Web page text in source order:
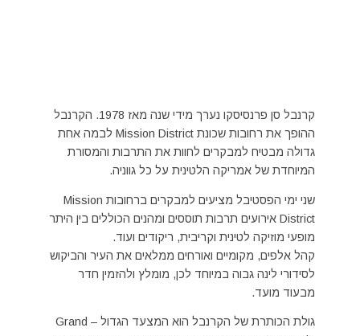
קרנבל סן פרנסיסקו נערך מידי שנה מאז 1978. הקרנבל
ההופך את רחובות שכונת Mission District לבמה אחת
גדולה מבטיח למבקרים לחוות את התרבות והמסורת
המיוחדת של אמריקה הלטינית על כל גווניה.
שני ימי הפסטיבל מציעים למבקרים ברחובות Mission
District אירועים תרבות תוססים ומהנים הכוללים בין היתר
מופעי מוזיקה לטינית וקריבית, ריקודים ועוד.
קהל אלפים, מקומיים ואורחים ממלאים את העיר והביקוש
לסידורי לינה גבוה במיוחד לכן, מומלץ ולהזמין חדר
מבעוד מועד.
גולת הכותרת של הקרנבל הוא המצעד הגדול – Grand